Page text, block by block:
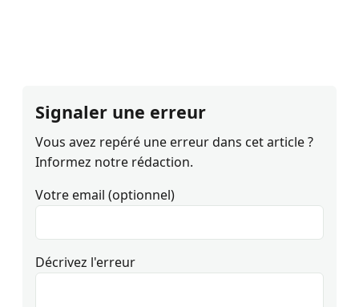
Signaler une erreur
Vous avez repéré une erreur dans cet article ?
Informez notre rédaction.
Votre email (optionnel)
Décrivez l'erreur